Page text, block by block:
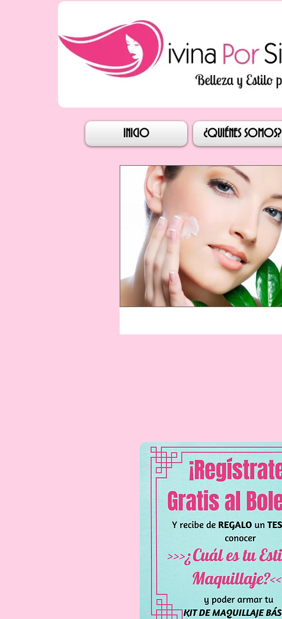
Iniciar sesión
INICIO ¿QUIÉNES SOMOS?